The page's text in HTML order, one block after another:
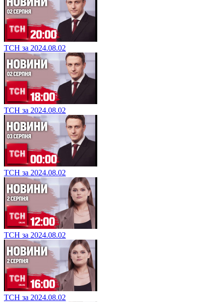
ТСН за 2024.08.02
ТСН за 2024.08.02
ТСН за 2024.08.02
ТСН за 2024.08.02
ТСН за 2024.08.02